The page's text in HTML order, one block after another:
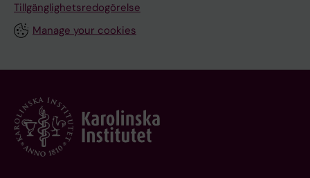
Tillgänglighetsredogörelse
Manage your cookies